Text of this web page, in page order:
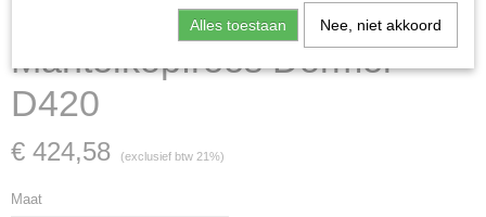
Mantelkopfrees Dormer
D420
€ 424,58 (exclusief btw 21%)
Maat
Alles toestaan Nee, niet akkoord